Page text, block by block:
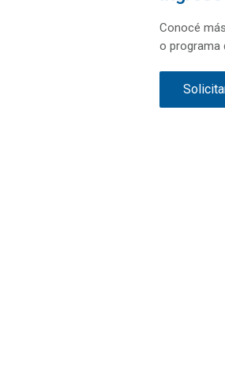
Conocé
o programa